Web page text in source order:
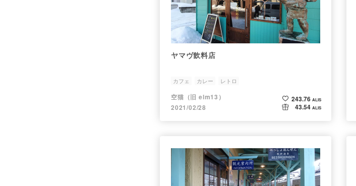
ヤマヴ飲料店
カフェ カレー レトロ
空猫（旧 elm13）
2021/02/28
243.76 ALIS
43.54 ALIS